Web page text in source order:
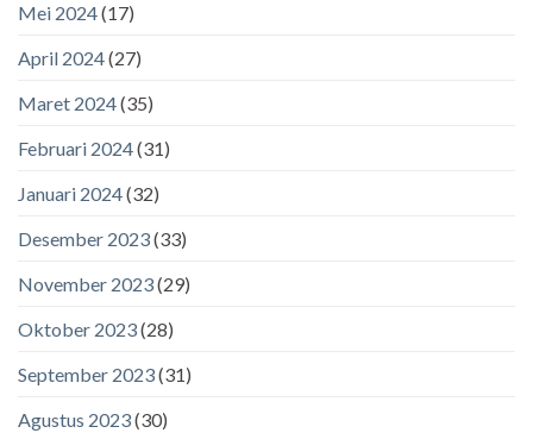
Mei 2024(17)
April 2024(27)
Maret 2024(35)
Februari 2024(31)
Januari 2024(32)
Desember 2023(33)
November 2023(29)
Oktober 2023(28)
September 2023(31)
Agustus 2023(30)